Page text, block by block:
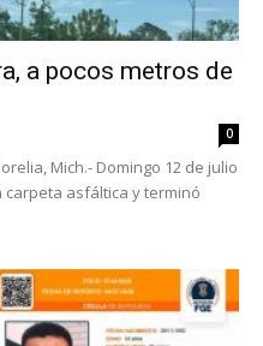
a pocos metros de
0
Mich.- Domingo 12 de julio
carpeta asfáltica y terminó